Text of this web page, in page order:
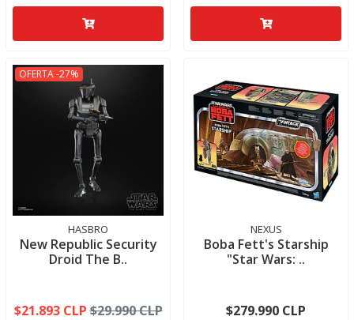
OFERTA -27%
HASBRO
New Republic Security
Droid The B..
$21.893 CLP $29.990 CLP
NEXUS
Boba Fett's Starship
"Star Wars: ..
$279.990 CLP